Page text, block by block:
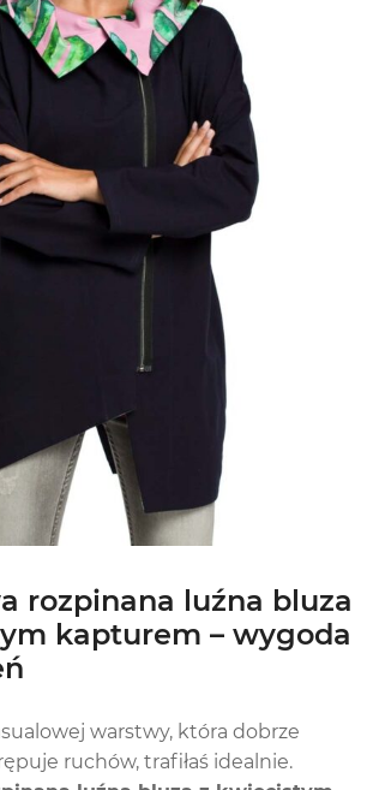
rozpinana luźna bluza
kapturem – wygoda
warstwy, która dobrze
ruchów, trafiłaś idealnie.